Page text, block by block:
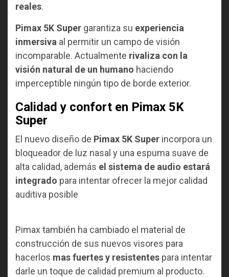
reales.
Pimax 5K Super garantiza su experiencia
inmersiva al permitir un campo de visión
incomparable. Actualmente rivaliza con la
visión natural de un humano haciendo
imperceptible ningún tipo de borde exterior.
Calidad y confort en Pimax 5K
Super
El nuevo diseño de Pimax 5K Super incorpora un
bloqueador de luz nasal y una espuma suave de
alta calidad, además el sistema de audio estará
integrado para intentar ofrecer la mejor calidad
auditiva posible
Pimax también ha cambiado el material de
construcción de sus nuevos visores para
hacerlos mas fuertes y resistentes para intentar
darle un toque de calidad premium al producto.